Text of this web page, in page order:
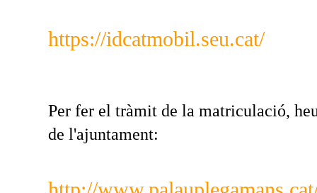
https://idcatmobil.seu.cat/
Per fer el tràmit de la matriculació,
de l'ajuntament: